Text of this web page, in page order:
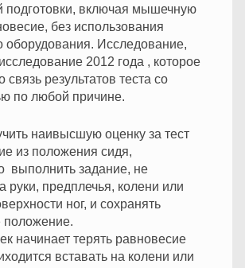
подготовки, включая мышечную
без использования
оборудования. Исследование,
2012 года , которое
результатов теста со
по любой причине.
наивысшую оценку за тест
из положения сидя,
выполнить задание, не
руки, предплечья, колени или
ног, и сохранять
положение.
начинает терять равновесие
вставать на колени или